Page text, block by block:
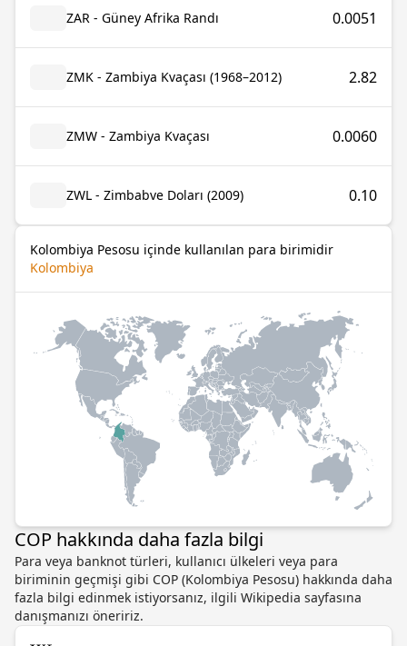
ZAR - Güney Afrika Randı 0.0051
ZMK - Zambiya Kvaçası (1968–2012) 2.82
ZMW - Zambiya Kvaçası 0.0060
ZWL - Zimbabve Doları (2009) 0.10
Kolombiya Pesosu içinde kullanılan para birimidir
Kolombiya
COP hakkında daha fazla bilgi
Para veya banknot türleri, kullanıcı ülkeleri veya para
biriminin geçmişi gibi COP (Kolombiya Pesosu) hakkında daha
fazla bilgi edinmek istiyorsanız, ilgili Wikipedia sayfasına
danışmanızı öneririz.